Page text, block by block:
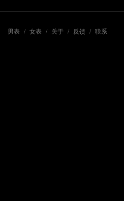
男表 / 女表 / 关于 / 反馈 / 联系